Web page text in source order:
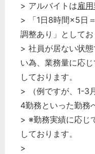
> アルバイトは雇
> 「1日8時間×5日
調整あり」としてお
> 社員が居ない状
い為、業務量に応
しております。
> （例ですが、1-3
4勤務といった勤務
> ※勤務実績に応じ
しております。
>